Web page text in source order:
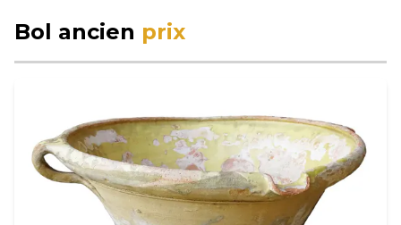
Bol ancien prix